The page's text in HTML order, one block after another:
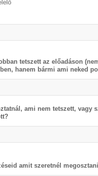
tetszett az előadáson
hanem bármi ami neked
ami nem tetszett, vagy
amit szeretnél